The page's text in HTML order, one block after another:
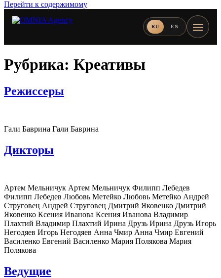
Перейти к содержимому
RU EN
Рубрика: Креативы
Режиссеры
Гали Баврина Гали Баврина
Дикторы
Артем Мельничук Артем Мельничук Филипп Лебедев
Филипп Лебедев Любовь Метейко Любовь Метейко Андрей
Струговец Андрей Струговец Дмитрий Яковенко Дмитрий
Яковенко Ксения Иванова Ксения Иванова Владимир
Плахтий Владимир Плахтий Ирина Друзь Ирина Друзь Игорь
Негодяев Игорь Негодяев Анна Чмир Анна Чмир Евгений
Василенко Евгений Василенко Мария Полякова Мария
Полякова
Ведущие